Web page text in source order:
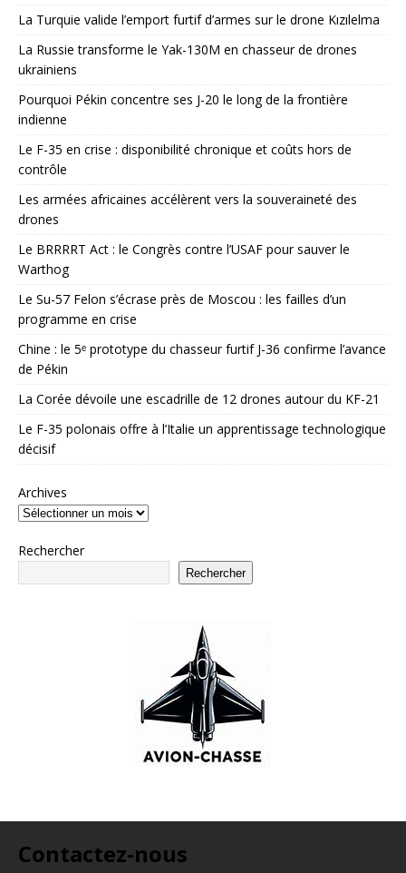
La Turquie valide l’emport furtif d’armes sur le drone Kızılelma
La Russie transforme le Yak-130M en chasseur de drones
ukrainiens
Pourquoi Pékin concentre ses J-20 le long de la frontière
indienne
Le F-35 en crise : disponibilité chronique et coûts hors de
contrôle
Les armées africaines accélèrent vers la souveraineté des
drones
Le BRRRRT Act : le Congrès contre l’USAF pour sauver le
Warthog
Le Su-57 Felon s’écrase près de Moscou : les failles d’un
programme en crise
Chine : le 5ᵉ prototype du chasseur furtif J-36 confirme l’avance
de Pékin
La Corée dévoile une escadrille de 12 drones autour du KF-21
Le F-35 polonais offre à l’Italie un apprentissage technologique
décisif
Archives
Rechercher
Rechercher
Contactez-nous